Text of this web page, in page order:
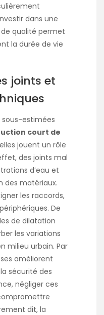
dans une
qualité permet
la durée de vie
joints et
sous-estimées
court de
jouent un rôle
des joints mal
d’eau et
des matériaux.
les raccords,
De
de dilatation
les variations
milieu urbain. Par
améliorent
sécurité des
négliger ces
dit, la